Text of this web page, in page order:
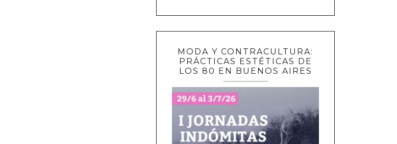
MODA Y CONTRACULTURA:
PRÁCTICAS ESTÉTICAS DE
LOS 80 EN BUENOS AIRES